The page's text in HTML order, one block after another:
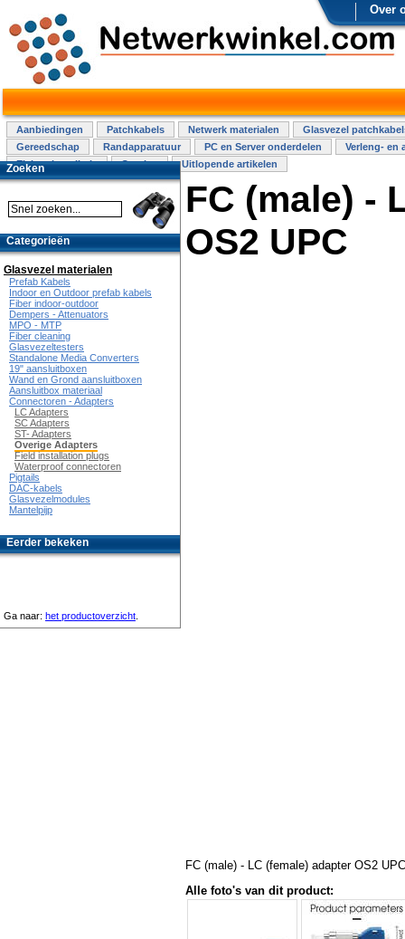
Over
Aanbiedingen Patchkabels Netwerk materialen
Glasvezel
Gereedschap
Randapparatuur PC en Server onderdelen
Verleng- en
Elektra installatie
Overige Uitlopende artikelen
FC (male) -
OS2 UPC
FC (male) - LC (female) adapter OS2 UPC
Alle foto's van dit product:
Zoeken
Categorieën
Glasvezel materialen
Prefab Kabels
Indoor en Outdoor prefab kabels
Fiber indoor-outdoor
Dempers - Attenuators
MPO - MTP
Fiber cleaning
Glasvezeltesters
Standalone Media Converters
19" aansluitboxen
Wand en Grond aansluitboxen
Aansluitbox materiaal
Connectoren - Adapters
LC Adapters
SC Adapters
ST- Adapters
Overige Adapters
Field installation plugs
Waterproof connectoren
Pigtails
DAC-kabels
Glasvezelmodules
Mantelpijp
Eerder bekeken
Ga naar: het productoverzicht